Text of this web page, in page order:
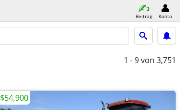
Beitrag Konto
1 - 9von 3,751
$54,900